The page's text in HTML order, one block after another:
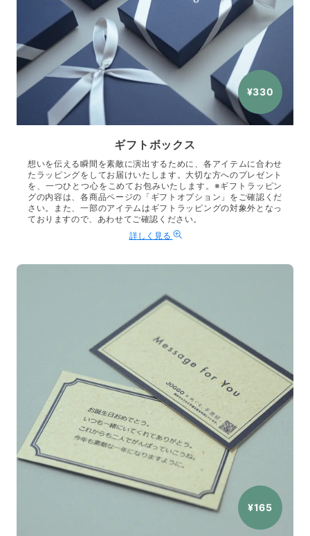
¥330
ギフトボックス
想いを伝える瞬間を素敵に演出するために、各アイテムに合わせ
たラッピングをしてお届けいたします。大切な方へのプレゼント
を、一つひとつ心をこめてお包みいたします。※ギフトラッピン
グの内容は、各商品ページの「ギフトオプション」をご確認くだ
さい。また、一部のアイテムはギフトラッピングの対象外となっ
ておりますので、あわせてご確認ください。
詳しく見る
¥165